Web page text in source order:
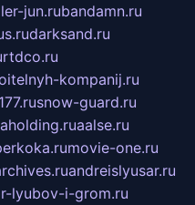
jun.rubandamn.ru
darksand.ru
rtdco.ru
kompanij.ru
snow-guard.ru
aalse.ru
movie-one.ru
andreislyusar.ru
lyubov-i-grom.ru